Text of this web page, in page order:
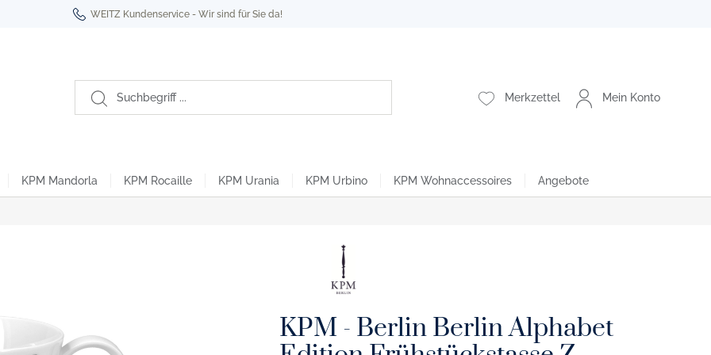
WEITZ Kundenservice - Wir sind für Sie da!
Merkzettel Mein Konto
KPM Mandorla KPM Rocaille KPM Urania KPM Urbino KPM Wohnaccessoires Angebote
KPM - Berlin Berlin Alphabet